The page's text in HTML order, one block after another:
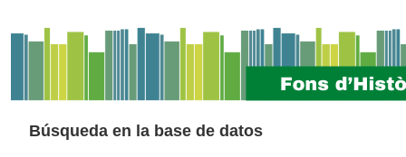
Búsqueda en la base de datos